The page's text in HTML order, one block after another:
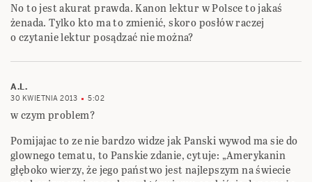
No to jest akurat prawda. Kanon lektur w Polsce to jakaś
żenada. Tylko kto ma to zmienić, skoro posłów raczej
o czytanie lektur posądzać nie można?
A.L.
30 KWIETNIA 2013 5:02
w czym problem?
Pomijajac to ze nie bardzo widze jak Panski wywod ma sie do
glownego tematu, to Panskie zdanie, cytuje: „Amerykanin
głęboko wierzy, że jego państwo jest najlepszym na świecie